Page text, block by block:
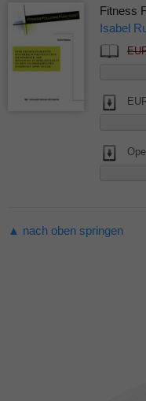
Fitness
Isabel
▲ nach oben springen